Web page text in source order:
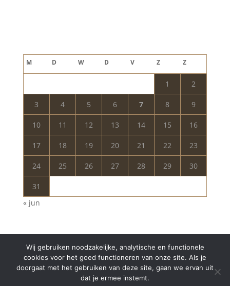
M D W D V Z Z
1 2
3 4 5 6 7 8 9
10 11 12 13 14 15 16
17 18 19 20 21 22 23
24 25 26 27 28 29 30
31
« jun
Copyright © 2024 Aurelia Schoonheidssalon | All
Wij gebruiken noodzakelijke, analytische en functionele
cookies voor het goed functioneren van onze site. Als je
doorgaat met het gebruiken van deze site, gaan we ervan uit
dat je ermee instemt.